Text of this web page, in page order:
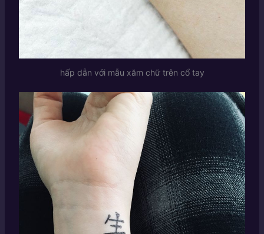
hấp dẫn với mẫu xăm chữ trên cổ tay